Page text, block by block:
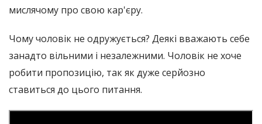
мислячому про свою кар'єру.
Чому чоловік не одружується? Деякі вважають себе
занадто вільними і незалежними. Чоловік не хоче
робити пропозицію, так як дуже серйозно
ставиться до цього питання.